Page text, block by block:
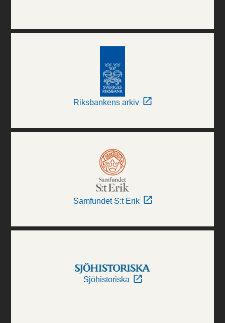
Riksbankens arkiv
Samfundet S:t Erik
Sjöhistoriska